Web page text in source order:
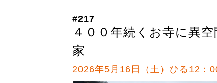
#217
４００年続くお寺に異
家
2026年5月16日（土）ひる12：